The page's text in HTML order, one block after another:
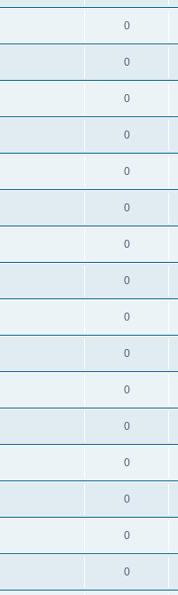
0
0
0
0
0
0
0
0
0
0
0
0
0
0
0
0